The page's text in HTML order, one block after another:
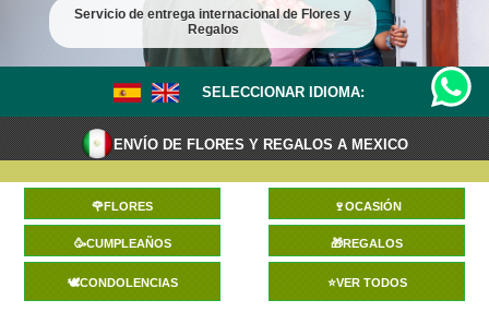
Servicio de entrega internacional de Flores y
Regalos
SELECCIONAR IDIOMA:
ENVÍO DE FLORES Y REGALOS A MEXICO
🌹FLORES 🍷OCASIÓN
🥳CUMPLEAÑOS 🎁REGALOS
🕊️CONDOLENCIAS ⭐VER TODOS